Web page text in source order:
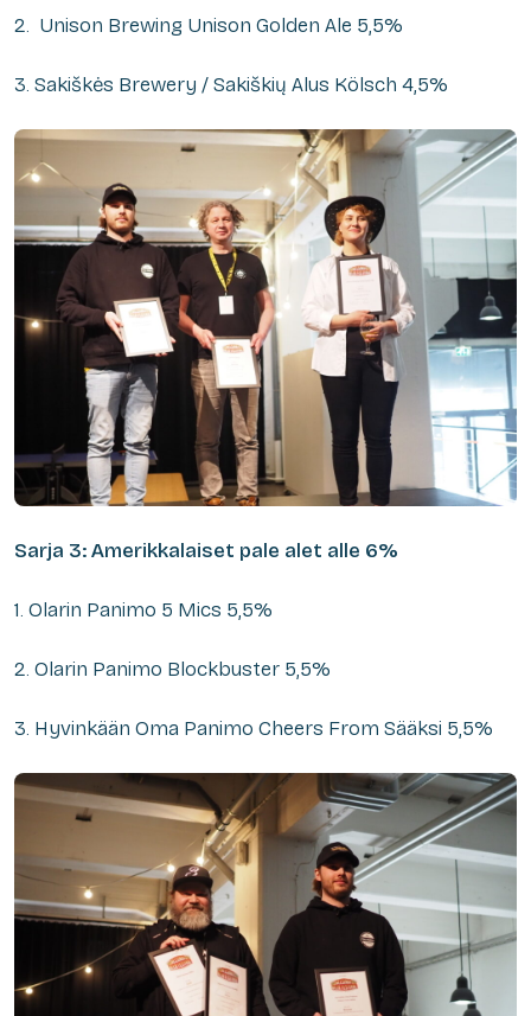
2. Unison Brewing Unison Golden Ale 5,5%
3. Sakiškės Brewery / Sakiškių Alus Kölsch 4,5%
Sarja 3: Amerikkalaiset pale alet alle 6%
1. Olarin Panimo 5 Mics 5,5%
2. Olarin Panimo Blockbuster 5,5%
3. Hyvinkään Oma Panimo Cheers From Sääksi 5,5%